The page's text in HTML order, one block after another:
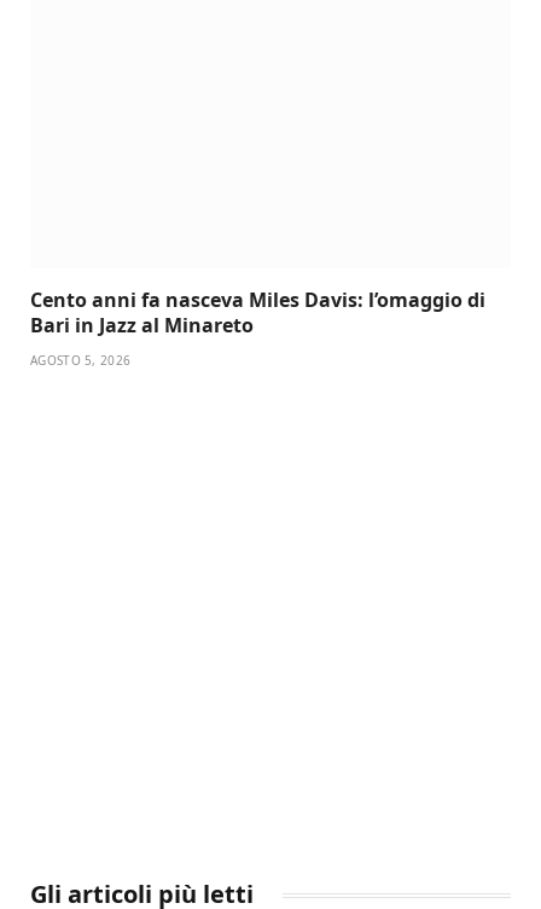
Cento anni fa nasceva Miles Davis: l’omaggio di
Bari in Jazz al Minareto
AGOSTO 5, 2026
Gli articoli più letti